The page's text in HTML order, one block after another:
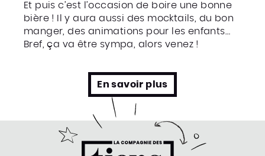
Et puis c’est l’occasion de boire une bonne
bière ! Il y aura aussi des mocktails, du bon
manger, des animations pour les enfants…
Bref, ça va être sympa, alors venez !
En savoir plus